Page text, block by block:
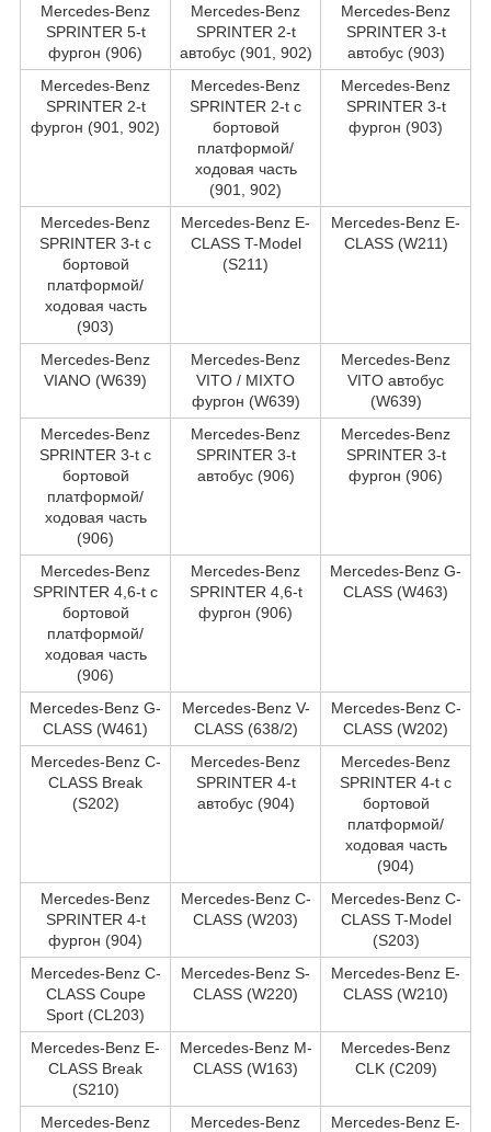
Mercedes-Benz
SPRINTER 5-t
фургон (906)
Mercedes-Benz
SPRINTER 2-t
автобус (901, 902)
Mercedes-Benz
SPRINTER 3-t
автобус (903)
Mercedes-Benz
SPRINTER 2-t
фургон (901, 902)
Mercedes-Benz
SPRINTER 2-t c
бортовой
платформой/
ходовая часть
(901, 902)
Mercedes-Benz
SPRINTER 3-t
фургон (903)
Mercedes-Benz
SPRINTER 3-t c
бортовой
платформой/
ходовая часть
(903)
Mercedes-Benz E-
CLASS T-Model
(S211)
Mercedes-Benz E-
CLASS (W211)
Mercedes-Benz
VIANO (W639)
Mercedes-Benz
VITO / MIXTO
фургон (W639)
Mercedes-Benz
VITO автобус
(W639)
Mercedes-Benz
SPRINTER 3-t c
бортовой
платформой/
ходовая часть
(906)
Mercedes-Benz
SPRINTER 3-t
автобус (906)
Mercedes-Benz
SPRINTER 3-t
фургон (906)
Mercedes-Benz
SPRINTER 4,6-t c
бортовой
платформой/
ходовая часть
(906)
Mercedes-Benz
SPRINTER 4,6-t
фургон (906)
Mercedes-Benz G-
CLASS (W463)
Mercedes-Benz G-
CLASS (W461)
Mercedes-Benz V-
CLASS (638/2)
Mercedes-Benz C-
CLASS (W202)
Mercedes-Benz C-
CLASS Break
(S202)
Mercedes-Benz
SPRINTER 4-t
автобус (904)
Mercedes-Benz
SPRINTER 4-t c
бортовой
платформой/
ходовая часть
(904)
Mercedes-Benz
SPRINTER 4-t
фургон (904)
Mercedes-Benz C-
CLASS (W203)
Mercedes-Benz C-
CLASS T-Model
(S203)
Mercedes-Benz C-
CLASS Coupe
Sport (CL203)
Mercedes-Benz S-
CLASS (W220)
Mercedes-Benz E-
CLASS (W210)
Mercedes-Benz E-
CLASS Break
(S210)
Mercedes-Benz M-
CLASS (W163)
Mercedes-Benz
CLK (C209)
Mercedes-Benz
Mercedes-Benz
Mercedes-Benz E-